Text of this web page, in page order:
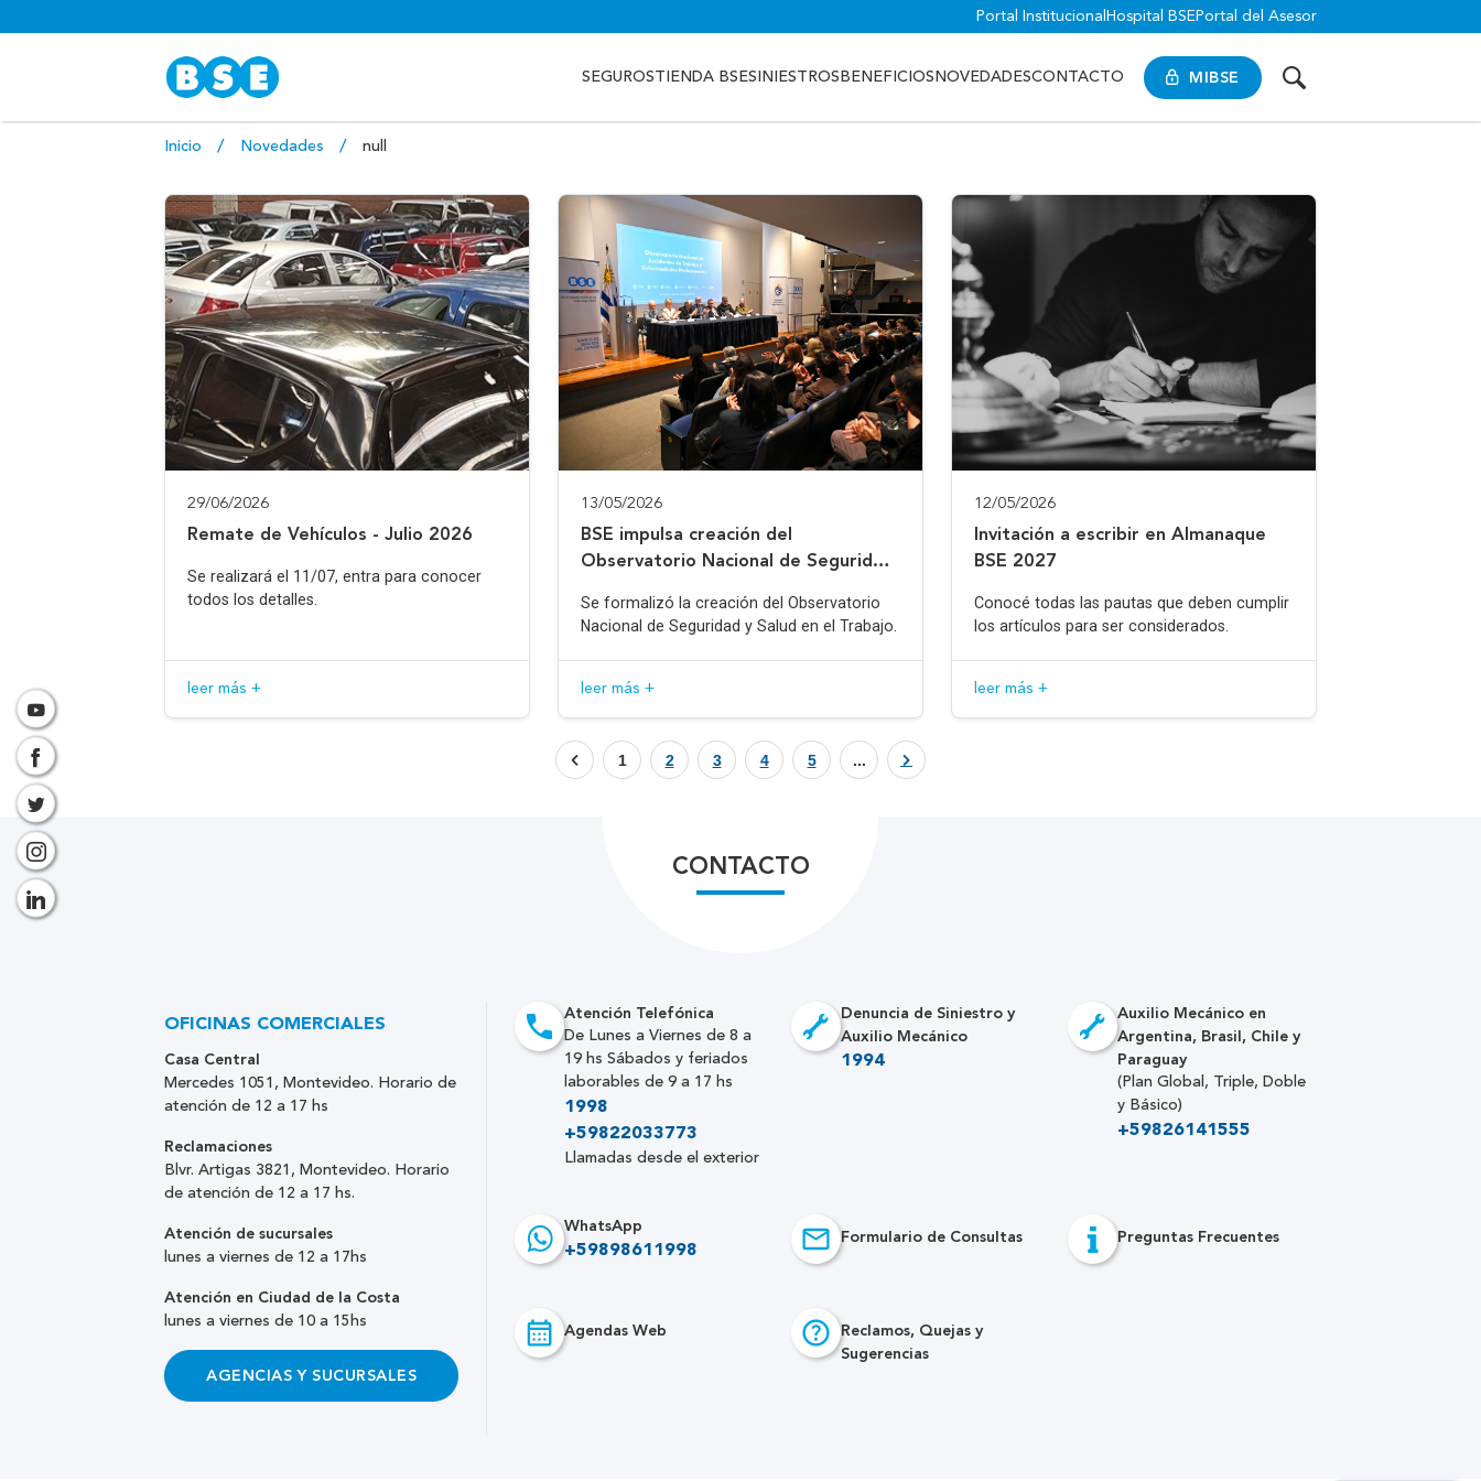
Portal Institucional Hospital BSE Portal del Asesor
MIBSE
SEGUROSTIENDA BSESINIESTROS BENEFICIOS NOVEDADESCONTACTO
Inicio Novedades null
29/06/2026
Remate de Vehículos - Julio 2026
Se realizará el 11/07, entra para conocer
todos los detalles.
leer más +
13/05/2026
BSE impulsa creación del
Observatorio Nacional de Seguridad
Se formalizó la creación del Observatorio
Nacional de Seguridad y Salud en el Trabajo.
leer más +
12/05/2026
Invitación a escribir en Almanaque
BSE 2027
Conocé todas las pautas que deben cumplir
los artículos para ser considerados.
leer más +
1 2 3 4 5 ...
CONTACTO
Atención Telefónica
De Lunes a Viernes de 8 a
19 hs Sábados y feriados
laborables de 9 a 17 hs
1998
+59822033773
Llamadas desde el exterior
Denuncia de Siniestro y
Auxilio Mecánico
1994
Auxilio Mecánico en
Argentina, Brasil, Chile y
Paraguay
(Plan Global, Triple, Doble
y Básico)
+59826141555
WhatsApp
+59898611998
Formulario de Consultas Preguntas Frecuentes
Agendas Web
Reclamos, Quejas y
Sugerencias
OFICINAS COMERCIALES
Casa Central
Mercedes 1051, Montevideo. Horario de
atención de 12 a 17 hs
Reclamaciones
Blvr. Artigas 3821, Montevideo. Horario
de atención de 12 a 17 hs.
Atención de sucursales
lunes a viernes de 12 a 17hs
Atención en Ciudad de la Costa
lunes a viernes de 10 a 15hs
AGENCIAS Y SUCURSALES